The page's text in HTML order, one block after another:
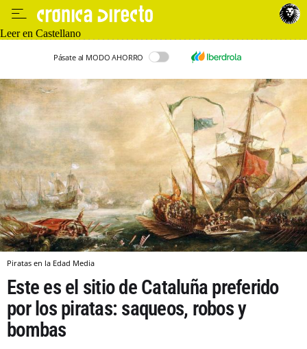
Leer en Castellano
Pásate al MODO AHORRO
Piratas en la Edad Media
Este es el sitio de Cataluña preferido
por los piratas: saqueos, robos y
bombas